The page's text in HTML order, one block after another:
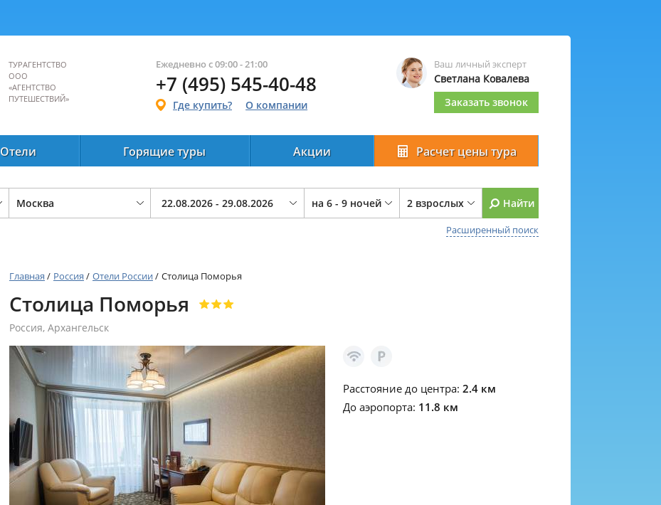
ТУРАГЕНТСТВО
ООО
«АГЕНТСТВО
ПУТЕШЕСТВИЙ»
Ежедневно с 09:00 - 21:00
+7 (495) 545-40-48
Где купить? О компании
Ваш личный эксперт
Светлана Ковалева
Заказать звонок
Отели Горящие туры Акции Расчет цены тура
на 6 - 9 ночей 2 взрослых Найти
Расширенный поиск
Главная / Россия / Отели России/ Столица Поморья
Столица Поморья
Россия, Архангельск
Расстояние до центра: 2.4 км
До аэропорта: 11.8 км